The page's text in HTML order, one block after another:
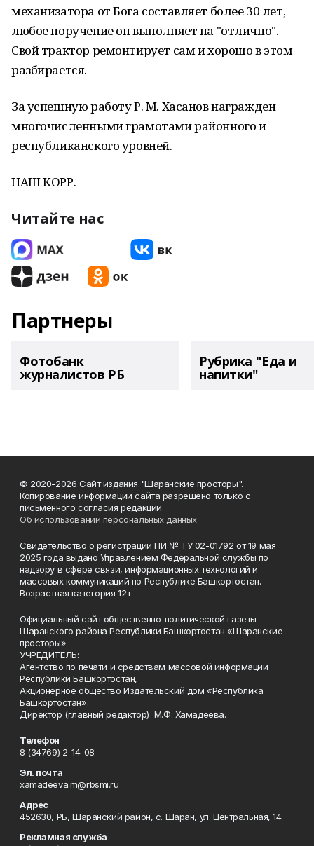
механизатора от Бога составляет более 30 лет,
любое поручение он выполняет на "отлично".
Свой трактор ремонтирует сам и хорошо в этом
разбирается.
За успешную работу Р. М. Хасанов награжден
многочисленными грамотами районного и
республиканского уровней.
НАШ КОРР.
Читайте нас
Партнеры
Фотобанк
журналистов РБ
Рубрика "Еда и
напитки"
© 2020-2026 Сайт издания "Шаранские просторы".
Копирование информации сайта разрешено только с
письменного согласия редакции.
Об использовании персональных данных
Свидетельство о регистрации ПИ № ТУ 02-01792 от 19 мая
2025 года выдано Управлением Федеральной службы по
надзору в сфере связи, информационных технологий и
массовых коммуникаций по Республике Башкортостан.
Возрастная категория 12+
Официальный сайт общественно-политической газеты
Шаранского района Республики Башкортостан «Шаранские
просторы»
УЧРЕДИТЕЛЬ:
Агентство по печати и средствам массовой информации
Республики Башкортостан,
Акционерное общество Издательский дом «Республика
Башкортостан».
Директор (главный редактор) М.Ф. Хамадеева.
Телефон
8 (34769) 2-14-08
Эл. почта
xamadeeva.m@rbsmi.ru
Адрес
452630, РБ, Шаранский район, с. Шаран, ул. Центральная, 14
Рекламная служба